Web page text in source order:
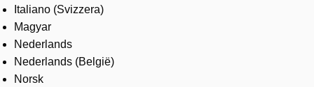
Italiano (Svizzera)
Magyar
Nederlands
Nederlands (België)
Norsk